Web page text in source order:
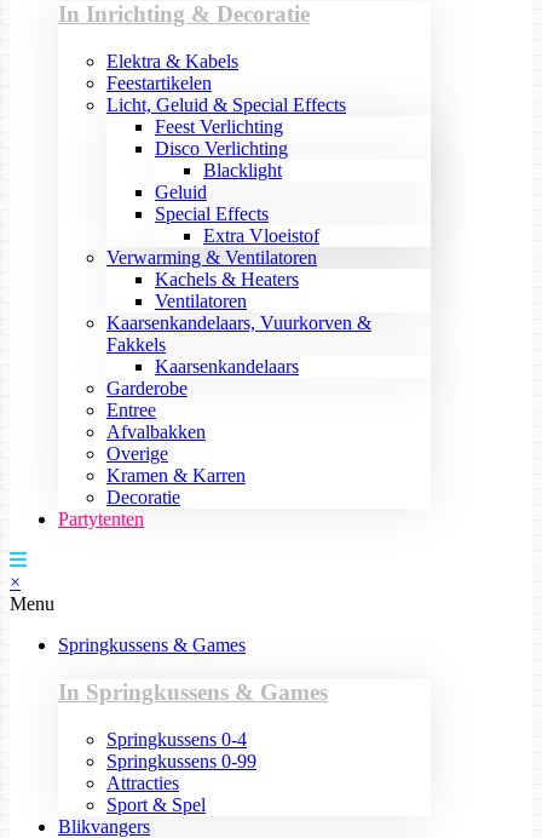
In Inrichting & Decoratie
Elektra & Kabels
Feestartikelen
Licht, Geluid & Special Effects
Feest Verlichting
Disco Verlichting
Blacklight
Geluid
Special Effects
Extra Vloeistof
Verwarming & Ventilatoren
Kachels & Heaters
Ventilatoren
Kaarsenkandelaars, Vuurkorven &
Fakkels
Kaarsenkandelaars
Garderobe
Entree
Afvalbakken
Overige
Kramen & Karren
Decoratie
Partytenten
×
Menu
Springkussens & Games
In Springkussens & Games
Springkussens 0-4
Springkussens 0-99
Attracties
Sport & Spel
Blikvangers